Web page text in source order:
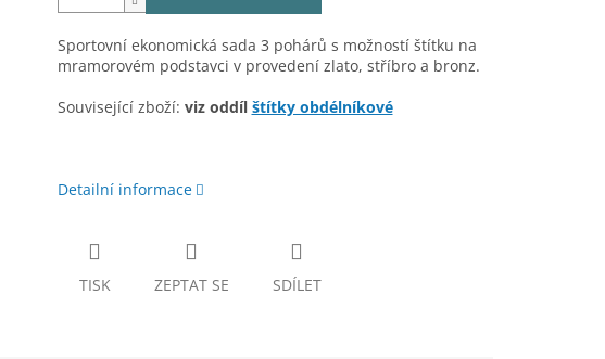
Sportovní ekonomická sada 3 pohárů s možností štítku na
mramorovém podstavci v provedení zlato, stříbro a bronz.
Související zboží: viz oddíl štítky obdélníkové
Detailní informace
TISK ZEPTAT SE SDÍLET